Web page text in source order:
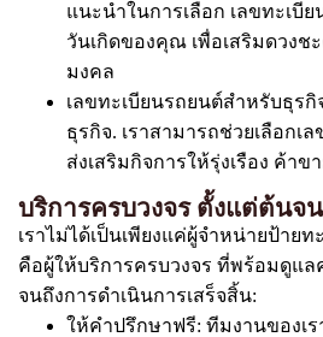
แนะนำในการเลือก เลขทะเบี
วันเกิดของคุณ เพื่อเสริมดวงช
มงคล
เลขทะเบียนรถยนต์สำหรับธุร
ธุรกิจ. เราสามารถช่วยเลือกเ
ส่งเสริมกิจการให้รุ่งเรือง ค้าข
บริการครบวงจร ตั้งแต่ต้นจ
เราไม่ได้เป็นเพียงแค่ผู้จำหน่ายป้ายท
คือผู้ให้บริการครบวงจร ที่พร้อมดูแ
จนถึงการดำเนินการเสร็จสิ้น:
ให้คำปรึกษาฟรี: ทีมงานของเ